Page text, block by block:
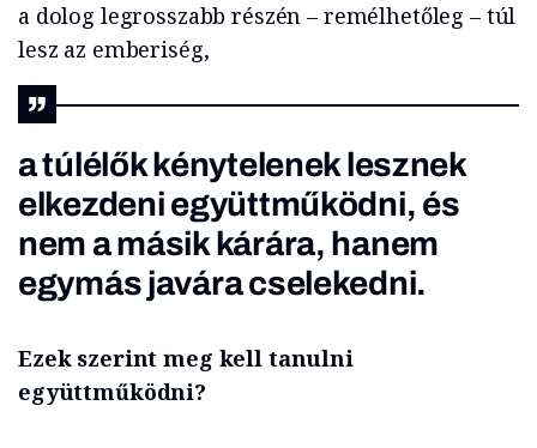
a dolog legrosszabb részén – remélhetőleg – túl
lesz az emberiség,
a túlélők kénytelenek lesznek
elkezdeni együttműködni, és
nem a másik kárára, hanem
egymás javára cselekedni.
Ezek szerint meg kell tanulni
együttműködni?